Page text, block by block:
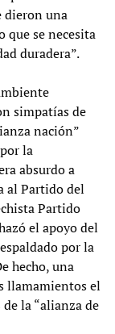
dieron una
se necesita
duradera”.
simpatías de
nación”
la
absurdo a
al Partido del
Partido
el apoyo del
por la
hecho, una
llamamientos el
la “alianza de